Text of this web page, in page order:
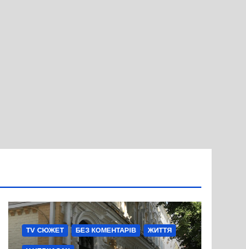
TV СЮЖЕТ БЕЗ КОМЕНТАРІВ ЖИТТЯ